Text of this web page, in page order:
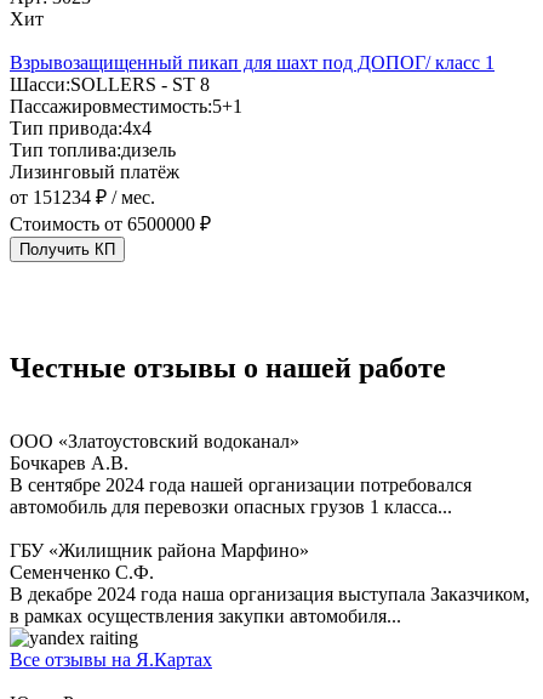
Хит
Взрывозащищенный пикап для шахт под ДОПОГ/ класс 1
Шасси:SOLLERS - ST 8
Пассажировместимость:5+1
Тип привода:4х4
Тип топлива:дизель
Лизинговый платёж
от 151234 ₽ / мес.
Стоимость от 6500000 ₽
Получить КП
Честные отзывы о нашей работе
ООО «Златоустовский водоканал»
Бочкарев А.В.
В сентябре 2024 года нашей организации потребовался
автомобиль для перевозки опасных грузов 1 класса...
ГБУ «Жилищник района Марфино»
Семенченко С.Ф.
В декабре 2024 года наша организация выступала Заказчиком,
в рамках осуществления закупки автомобиля...
Все отзывы на Я.Картах